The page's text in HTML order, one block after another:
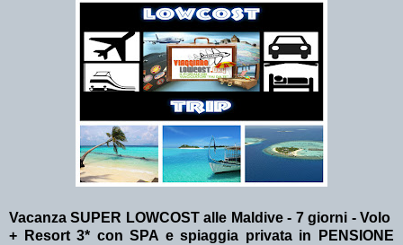
Vacanza SUPER LOWCOST alle Maldive - 7 giorni - Volo
+ Resort 3* con SPA e spiaggia privata in PENSIONE